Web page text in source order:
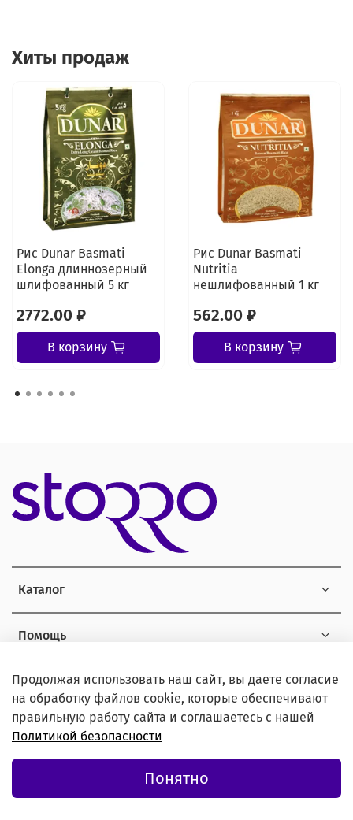
Хиты продаж
Рис Dunar Basmati
Elonga длиннозерный
шлифованный 5 кг
2772.00 ₽
В корзину
Рис Dunar Basmati
Nutritia
нешлифованный 1 кг
562.00 ₽
В корзину
Каталог
Помощь
Информация
© 2021 Любое использование контента без письменного
разрешения запрещено
Продолжая использовать наш сайт, вы даете согласие
на обработку файлов cookie, которые обеспечивают
правильную работу сайта и соглашаетесь с нашей
Политикой безопасности
Понятно